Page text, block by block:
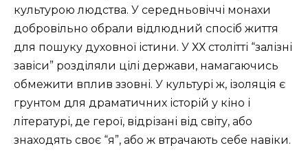
культурою людства. У середньовіччі монахи
добровільно обрали відлюдний спосіб життя
для пошуку духовної істини. У ХХ столітті “залізні
завіси” розділяли цілі держави, намагаючись
обмежити вплив ззовні. У культурі ж, ізоляція є
грунтом для драматичних історій у кіно і
літературі, де герої, відрізані від світу, або
знаходять своє “я”, або ж втрачають себе навіки.